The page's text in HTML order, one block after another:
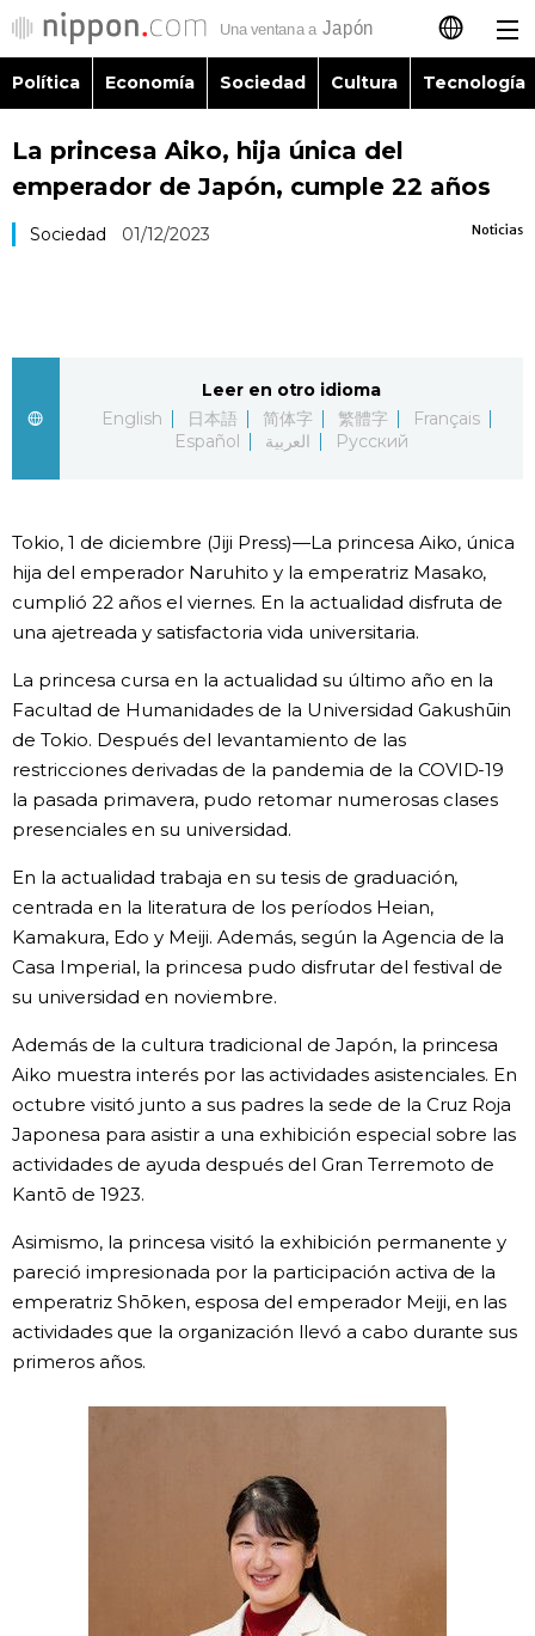
日本語
English
العربية
Русский
Política
Sociedad
Cultura
Vida
Guía de Japón
Vídeos e imágenes
En profundidad
Más
Noticias
Datos de Japón
Fragmentos de Japón
Gente
Blog
Tokio
Avisos
official SNS
Política Economía Sociedad Cultura Tecnología
La princesa Aiko, hija única del
emperador de Japón, cumple 22 años
Noticias
Sociedad 01/12/2023
Leer en otro idioma
English
日本語 简体字 繁體字
Français
Español
العربية Русский
Tokio, 1 de diciembre (Jiji Press)—La princesa Aiko, única
hija del emperador Naruhito y la emperatriz Masako,
cumplió 22 años el viernes. En la actualidad disfruta de
una ajetreada y satisfactoria vida universitaria.
La princesa cursa en la actualidad su último año en la
Facultad de Humanidades de la Universidad Gakushūin
de Tokio. Después del levantamiento de las
restricciones derivadas de la pandemia de la COVID-19
la pasada primavera, pudo retomar numerosas clases
presenciales en su universidad.
En la actualidad trabaja en su tesis de graduación,
centrada en la literatura de los períodos Heian,
Kamakura, Edo y Meiji. Además, según la Agencia de la
Casa Imperial, la princesa pudo disfrutar del festival de
su universidad en noviembre.
Además de la cultura tradicional de Japón, la princesa
Aiko muestra interés por las actividades asistenciales. En
octubre visitó junto a sus padres la sede de la Cruz Roja
Japonesa para asistir a una exhibición especial sobre las
actividades de ayuda después del Gran Terremoto de
Kantō de 1923.
Asimismo, la princesa visitó la exhibición permanente y
pareció impresionada por la participación activa de la
emperatriz Shōken, esposa del emperador Meiji, en las
actividades que la organización llevó a cabo durante sus
primeros años.